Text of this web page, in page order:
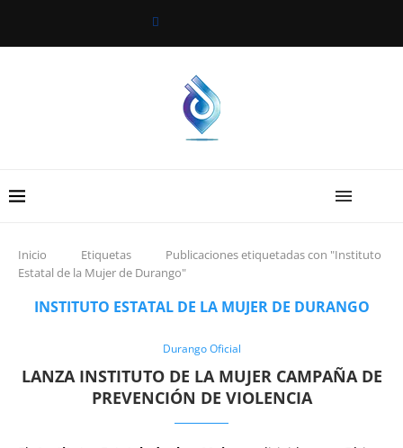
Inicio Etiquetas
Publicaciones etiquetadas con "Instituto
Estatal de la Mujer de Durango"
INSTITUTO ESTATAL DE LA MUJER DE DURANGO
Durango Oficial
LANZA INSTITUTO DE LA MUJER CAMPAÑA DE
PREVENCIÓN DE VIOLENCIA